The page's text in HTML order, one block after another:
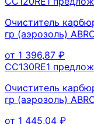
Очиститель
гр (аэрозоль)
от 1 396,87 ₽
CC130RE1
Очиститель
гр (аэрозоль)
от 1 445,04 ₽